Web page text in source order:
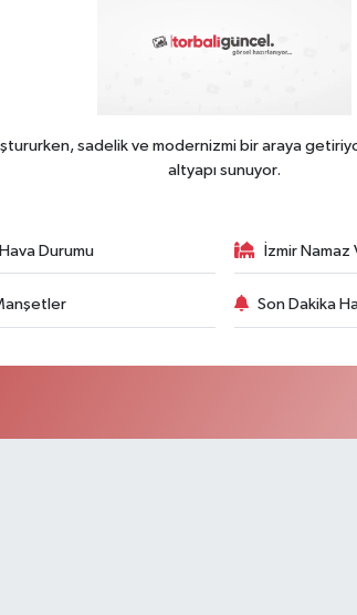
sadelik ve modernizmi bir araya
altyapı sunuyor.
Durumu İzmir Namaz
Son Dakika